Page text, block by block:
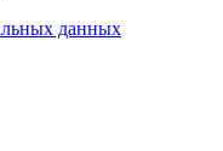
данных